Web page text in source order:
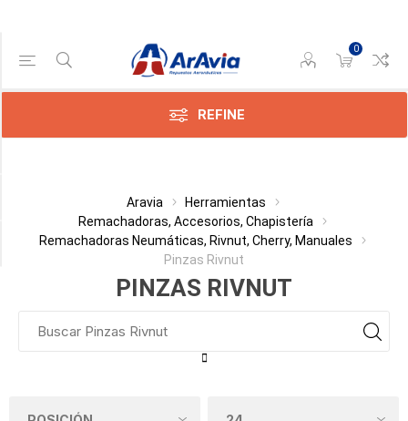
0
REFINE
Aravia
Herramientas
Remachadoras, Accesorios, Chapistería
Remachadoras Neumáticas, Rivnut, Cherry, Manuales
Pinzas Rivnut
PINZAS RIVNUT
Gama de precios
Min:$
Fabricante